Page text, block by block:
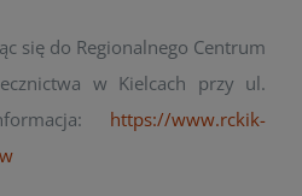
się do Regionalnego Centrum
w Kielcach przy ul.
https://www.rckik-